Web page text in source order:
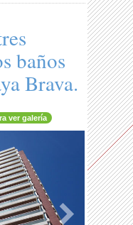
baños
Brava.
ver galería